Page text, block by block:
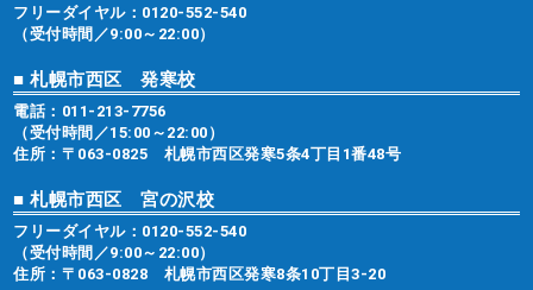
フリーダイヤル： 0120-552-540
（受付時間／9:00～22:00）
■ 札幌市西区 発寒校
電話： 011-213-7756
（受付時間／15:00～22:00）
住所：〒063-0825 札幌市西区発寒5条4丁目1番48号
■ 札幌市西区 宮の沢校
フリーダイヤル： 0120-552-540
（受付時間／9:00～22:00）
住所：〒063-0828 札幌市西区発寒8条10丁目3-20